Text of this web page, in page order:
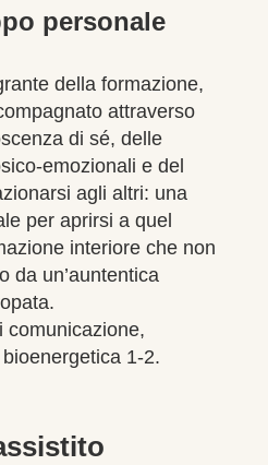
personale
della formazione,
attraverso
di sé, delle
emozionali e del
agli altri: una
per aprirsi a quel
interiore che non
da un’auntentica
comunicazione,
1-2.